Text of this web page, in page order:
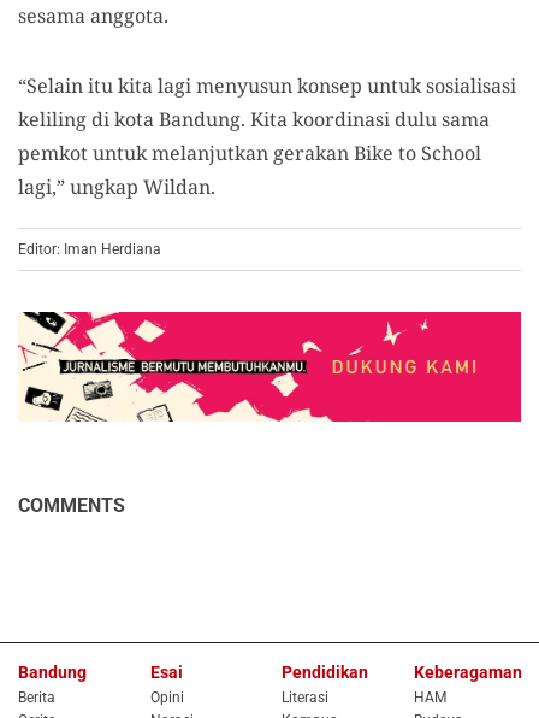
sesama anggota.
“Selain itu kita lagi menyusun konsep untuk sosialisasi
keliling di kota Bandung. Kita koordinasi dulu sama
pemkot untuk melanjutkan gerakan Bike to School
lagi,” ungkap Wildan.
Editor: Iman Herdiana
COMMENTS
Bandung
Berita
Esai
Opini
Pendidikan
Literasi
Keberagaman
HAM